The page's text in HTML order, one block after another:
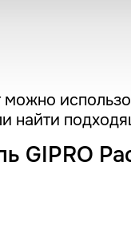
можно
найти
GIPRO